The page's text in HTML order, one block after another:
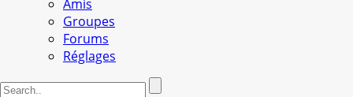
Amis
Groupes
Forums
Réglages